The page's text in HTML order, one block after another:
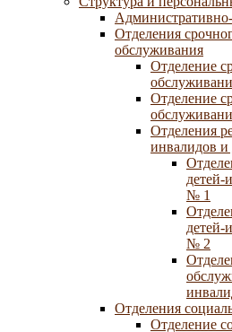
Отделения
обслуживания
Отделение
Отделение
Отделения
инвалидов
детей-
№ 1
детей-
№ 2
Отделения
Отделение